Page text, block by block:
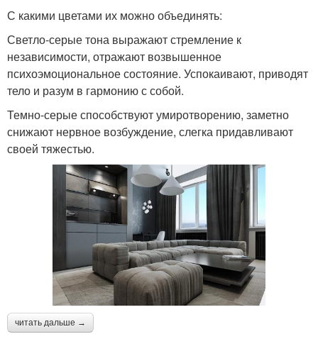
С какими цветами их можно объединять:
Светло-серые тона выражают стремление к
независимости, отражают возвышенное
психоэмоциональное состояние. Успокаивают, приводят
тело и разум в гармонию с собой.
Темно-серые способствуют умиротворению, заметно
снижают нервное возбуждение, слегка придавливают
своей тяжестью.
читать дальше →